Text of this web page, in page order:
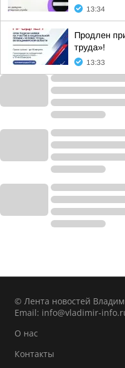
13:34
Продлен
труда»!
13:33
© Лента новостей
Email: info@vladimir-
О нас
Контакты